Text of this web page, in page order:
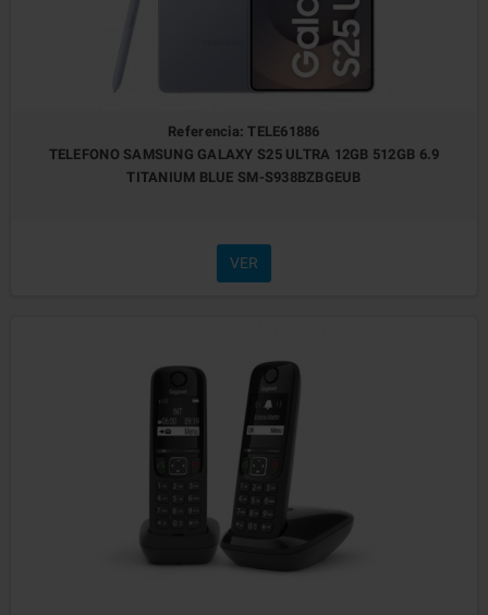
Referencia: TELE61886
TELEFONO SAMSUNG GALAXY S25 ULTRA 12GB 512GB 6.9
TITANIUM BLUE SM-S938BZBGEUB
VER